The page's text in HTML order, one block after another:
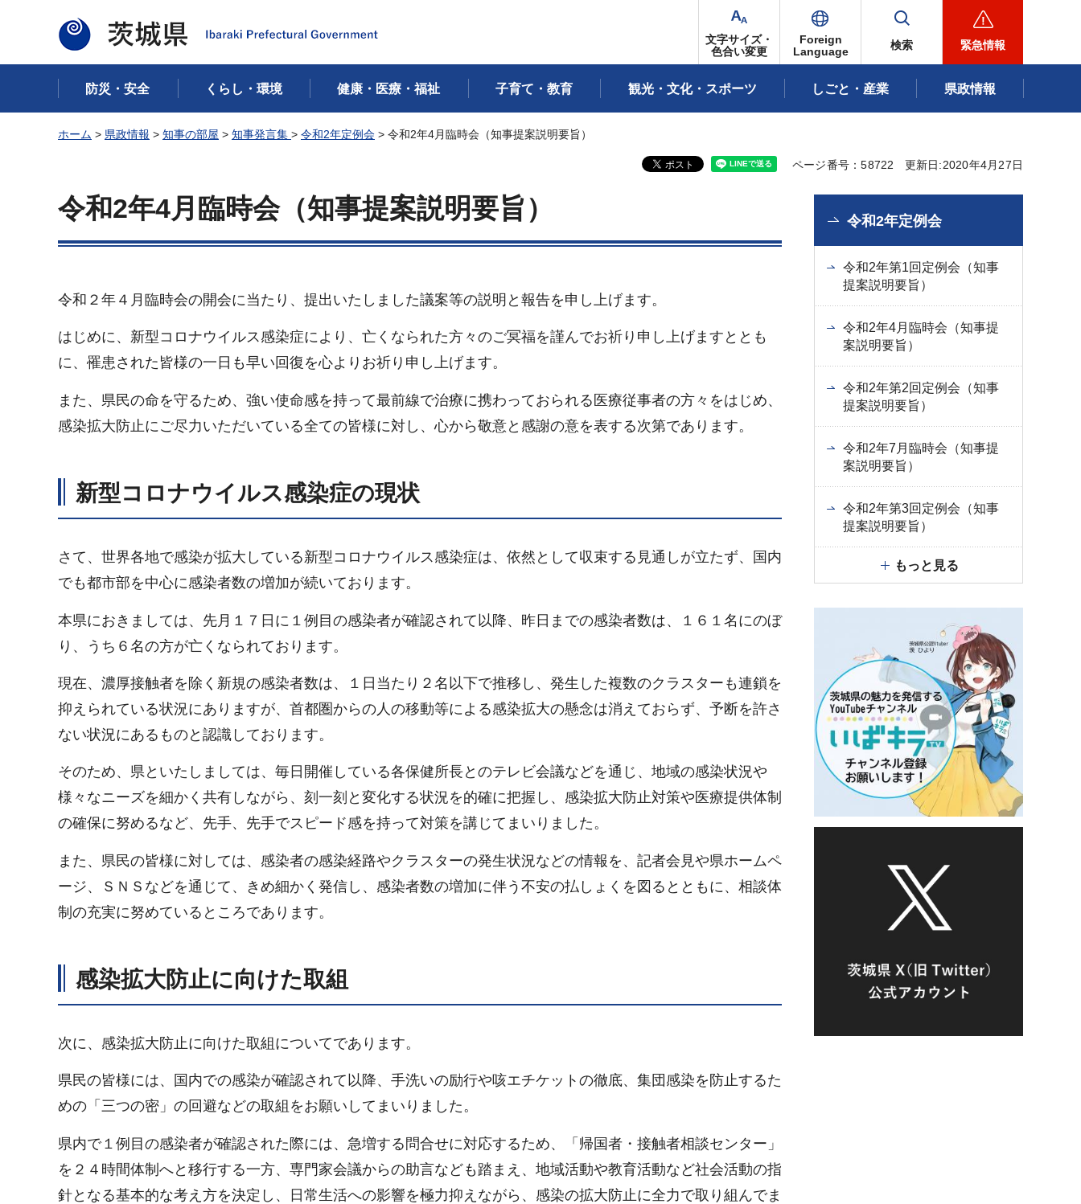
茨城県
文字サイズ・
色合い変更
Foreign
Language
検索 緊急情報
防災・安全 くらし・環境 健康・医療・福祉 子育て・教育 観光・文化・スポーツ しごと・産業 県政情報
ホーム > 県政情報 > 知事の部屋 > 知事発言集 > 令和2年定例会 > 令和2年4月臨時会（知事提案説明要旨）
ページ番号：58722 更新日:2020年4月27日
令和2年4月臨時会（知事提案説明要旨）
令和２年４月臨時会の開会に当たり、提出いたしました議案等の説明と報告を申し上げます。
はじめに、新型コロナウイルス感染症により、亡くなられた方々のご冥福を謹んでお祈り申し上げますととも
に、罹患された皆様の一日も早い回復を心よりお祈り申し上げます。
また、県民の命を守るため、強い使命感を持って最前線で治療に携わっておられる医療従事者の方々をはじめ、
感染拡大防止にご尽力いただいている全ての皆様に対し、心から敬意と感謝の意を表する次第であります。
新型コロナウイルス感染症の現状
さて、世界各地で感染が拡大している新型コロナウイルス感染症は、依然として収束する見通しが立たず、国内
でも都市部を中心に感染者数の増加が続いております。
本県におきましては、先月１７日に１例目の感染者が確認されて以降、昨日までの感染者数は、１６１名にのぼ
り、うち６名の方が亡くなられております。
現在、濃厚接触者を除く新規の感染者数は、１日当たり２名以下で推移し、発生した複数のクラスターも連鎖を
抑えられている状況にありますが、首都圏からの人の移動等による感染拡大の懸念は消えておらず、予断を許さ
ない状況にあるものと認識しております。
そのため、県といたしましては、毎日開催している各保健所長とのテレビ会議などを通じ、地域の感染状況や
様々なニーズを細かく共有しながら、刻一刻と変化する状況を的確に把握し、感染拡大防止対策や医療提供体制
の確保に努めるなど、先手、先手でスピード感を持って対策を講じてまいりました。
また、県民の皆様に対しては、感染者の感染経路やクラスターの発生状況などの情報を、記者会見や県ホームペ
ージ、ＳＮＳなどを通じて、きめ細かく発信し、感染者数の増加に伴う不安の払しょくを図るとともに、相談体
制の充実に努めているところであります。
感染拡大防止に向けた取組
次に、感染拡大防止に向けた取組についてであります。
県民の皆様には、国内での感染が確認されて以降、手洗いの励行や咳エチケットの徹底、集団感染を防止するた
めの「三つの密」の回避などの取組をお願いしてまいりました。
県内で１例目の感染者が確認された際には、急増する問合せに対応するため、「帰国者・接触者相談センター」
を２４時間体制へと移行する一方、専門家会議からの助言なども踏まえ、地域活動や教育活動など社会活動の指
針となる基本的な考え方を決定し、日常生活への影響を極力抑えながら、感染の拡大防止に全力で取り組んでま
令和2年定例会
令和2年第1回定例会（知事
提案説明要旨）
令和2年4月臨時会（知事提
案説明要旨）
令和2年第2回定例会（知事
提案説明要旨）
令和2年7月臨時会（知事提
案説明要旨）
令和2年第3回定例会（知事
提案説明要旨）
もっと見る